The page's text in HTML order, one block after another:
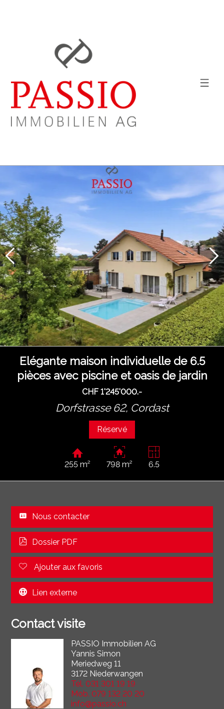
Elégante maison individuelle de 6.5
pièces avec piscine et oasis de jardin
CHF 1'245'000.-
Dorfstrasse 62, Cordast
Réservé
255 m² 798 m² 6.5
Nous contacter
Dossier PDF
Ajouter aux favoris
Lien externe
Contact visite
PASSIO Immobilien AG
Yannis Simon
Meriedweg 11
3172 Niederwangen
Tél. 031 301 19 19
Mob. 079 132 20 20
info@passio.ch